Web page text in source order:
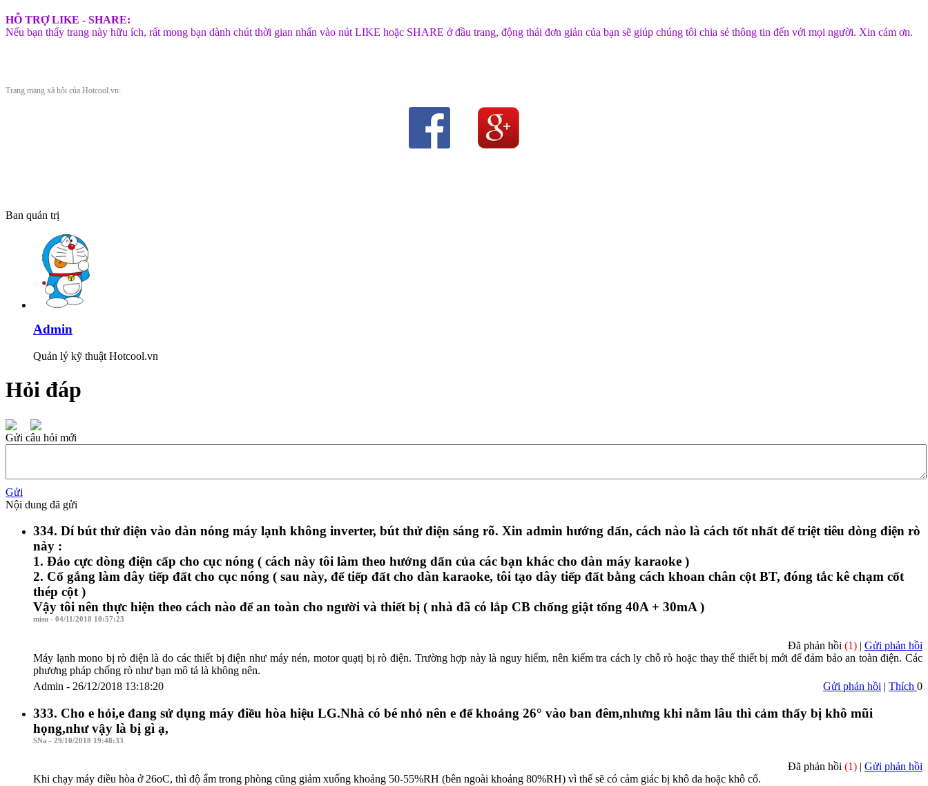
HỖ TRỢ LIKE - SHARE:
Nếu bạn thấy trang này hữu ích, rất mong bạn dành chút thời gian nhấn vào nút LIKE hoặc SHARE ở đầu trang, động thái đơn giản của bạn sẽ giúp chúng tôi chia sẻ thông tin đến với mọi người. Xin cám ơn.
Trang mạng xã hội của Hotcool.vn:
Ban quản trị
Admin
Quản lý kỹ thuật Hotcool.vn
Hỏi đáp
Gửi câu hỏi mới
Gửi
Nội dung đã gửi
334. Dí bút thử điện vào dàn nóng máy lạnh không inverter, bút thử điện sáng rõ. Xin admin hướng dẩn, cách nào là cách tốt nhất để triệt tiêu dòng điện rò
này :
1. Đảo cực dòng điện cấp cho cục nóng ( cách này tôi làm theo hướng dẩn của các bạn khác cho dàn máy karaoke )
2. Cố gắng làm dây tiếp đất cho cục nóng ( sau này, để tiếp đất cho dàn karaoke, tôi tạo dây tiếp đất bằng cách khoan chân cột BT, đóng tắc kê chạm cốt
thép cột )
Vậy tôi nên thực hiện theo cách nào để an toàn cho người và thiết bị ( nhà đã có lắp CB chống giật tổng 40A + 30mA )
misu - 04/11/2018 10:57:23
Đã phản hồi (1) | Gửi phản hồi
Máy lạnh mono bị rò điện là do các thiết bị điện như máy nén, motor quạtị bị rò điện. Trường hợp này là nguy hiểm, nên kiểm tra cách ly chỗ rò hoặc thay thế thiết bị mới để đảm bảo an toàn điện. Các
phương pháp chống rò như bạn mô tả là không nên.
Admin - 26/12/2018 13:18:20
Gửi phản hồi | Thích 0
333. Cho e hỏi,e đang sử dụng máy điều hòa hiệu LG.Nhà có bé nhỏ nên e để khoảng 26° vào ban đêm,nhưng khi nằm lâu thì cảm thấy bị khô mũi
họng,như vậy là bị gì ạ,
SNa - 29/10/2018 19:48:33
Đã phản hồi (1) | Gửi phản hồi
Khi chạy máy điều hòa ở 26oC, thì độ ẩm trong phòng cũng giảm xuống khoảng 50-55%RH (bên ngoài khoảng 80%RH) vì thế sẽ có cảm giác bị khô da hoặc khô cổ.